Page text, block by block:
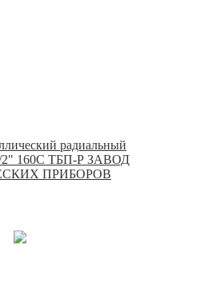
радиальный
2" 160С ТБП-Р ЗАВОД
ПРИБОРОВ